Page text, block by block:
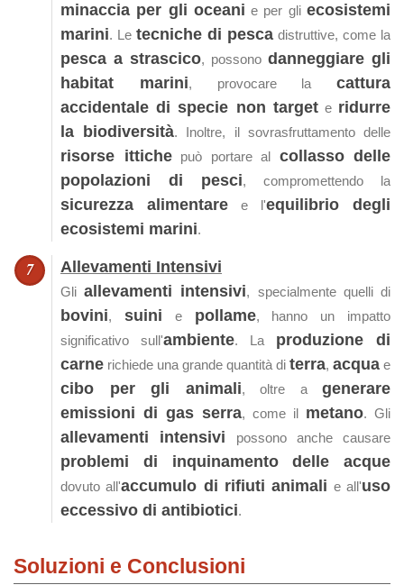
minaccia per gli oceani e per gliecosistemi
marini. Le tecniche di pesca distruttive, come la
pesca a strascico, possono danneggiare gli
habitat marini, provocare la cattura
accidentale di specie non targete ridurre
la biodiversità. Inoltre, il sovrasfruttamento delle
risorse ittichepuò portare al collasso delle
popolazioni di pesci, compromettendo la
sicurezza alimentare e l'equilibrio degli
ecosistemi marini.
Allevamenti Intensivi
Gliallevamenti intensivi, specialmente quelli di
bovini, suini e pollame, hanno un impatto
significativo sull'ambiente. La produzione di
carne richiede una grande quantità di terra, acqua e
cibo per gli animali, oltre a generare
emissioni di gas serra, come il metano. Gli
allevamenti intensivi possono anche causare
problemi di inquinamento delle acque
dovuto all'accumulo di rifiuti animali e all'uso
eccessivo di antibiotici.
Soluzioni e Conclusioni